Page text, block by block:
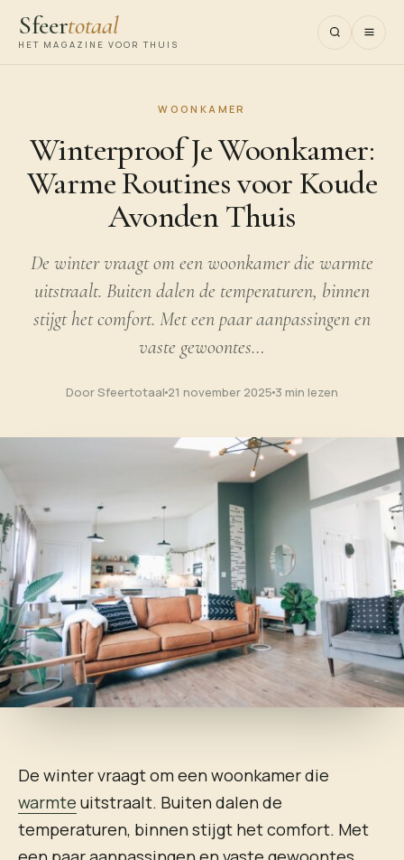
Sfeertotaal
HET MAGAZINE VOOR THUIS
WOONKAMER
Winterproof Je Woonkamer:
Warme Routines voor Koude
Avonden Thuis
De winter vraagt om een woonkamer die warmte
uitstraalt. Buiten dalen de temperaturen, binnen
stijgt het comfort. Met een paar aanpassingen en
vaste gewoontes…
Door Sfeertotaal 21 november 2025 3 min lezen
De winter vraagt om een woonkamer die
warmte uitstraalt. Buiten dalen de
temperaturen, binnen stijgt het comfort. Met